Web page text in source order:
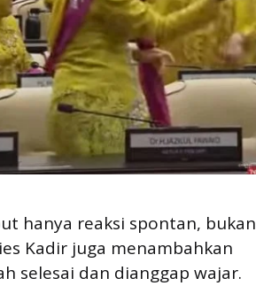
hanya reaksi spontan, bukan
Kadir juga menambahkan
selesai dan dianggap wajar.